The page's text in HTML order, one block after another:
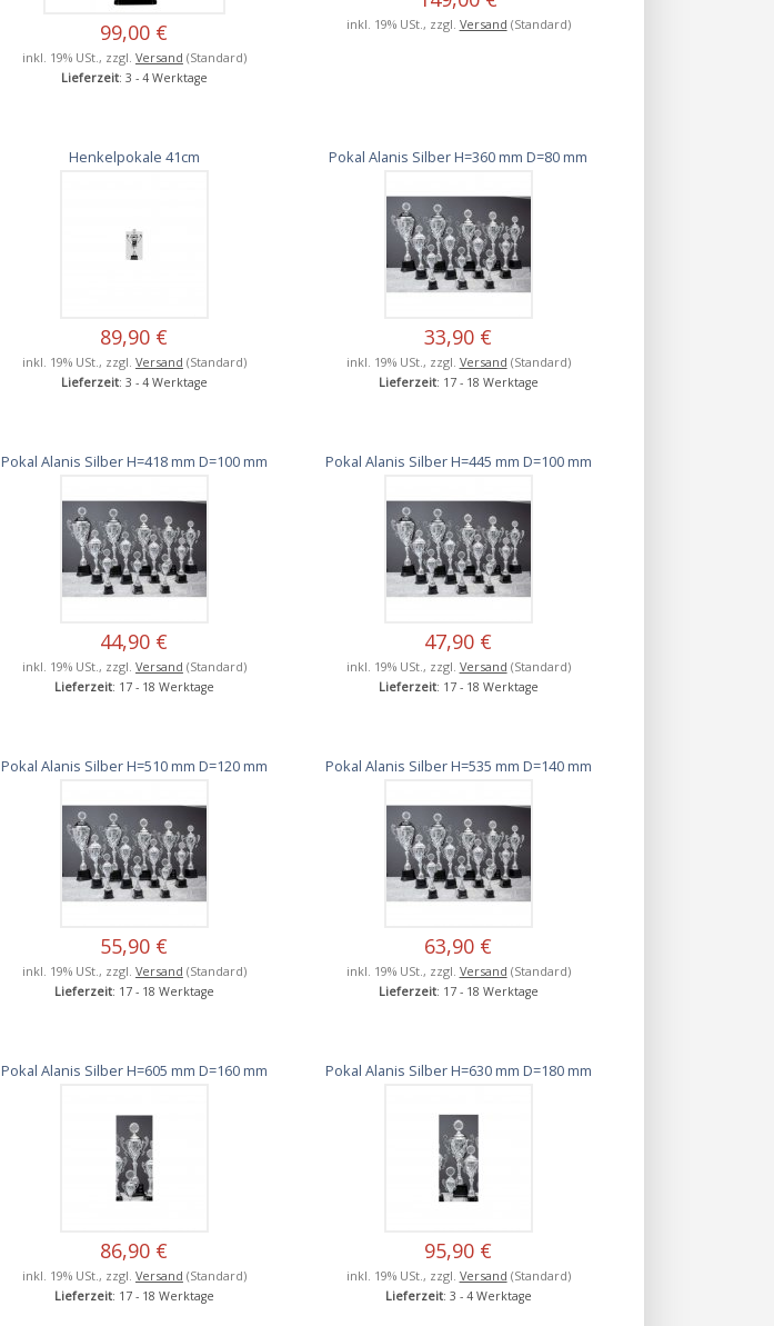
99,00 €
inkl. 19% USt., zzgl. Versand (Standard)
Lieferzeit: 3 - 4 Werktage
inkl. 19% USt., zzgl. Versand (Standard)
Henkelpokale 41cm
89,90 €
inkl. 19% USt., zzgl. Versand (Standard)
Lieferzeit: 3 - 4 Werktage
Pokal Alanis Silber H=360 mm D=80 mm
33,90 €
inkl. 19% USt., zzgl. Versand (Standard)
Lieferzeit: 17 - 18 Werktage
Pokal Alanis Silber H=418 mm D=100 mm
44,90 €
inkl. 19% USt., zzgl. Versand (Standard)
Lieferzeit: 17 - 18 Werktage
Pokal Alanis Silber H=445 mm D=100 mm
47,90 €
inkl. 19% USt., zzgl. Versand (Standard)
Lieferzeit: 17 - 18 Werktage
Pokal Alanis Silber H=510 mm D=120 mm
55,90 €
inkl. 19% USt., zzgl. Versand (Standard)
Lieferzeit: 17 - 18 Werktage
Pokal Alanis Silber H=535 mm D=140 mm
63,90 €
inkl. 19% USt., zzgl. Versand (Standard)
Lieferzeit: 17 - 18 Werktage
Pokal Alanis Silber H=605 mm D=160 mm
86,90 €
inkl. 19% USt., zzgl. Versand (Standard)
Lieferzeit: 17 - 18 Werktage
Pokal Alanis Silber H=630 mm D=180 mm
95,90 €
inkl. 19% USt., zzgl. Versand (Standard)
Lieferzeit: 3 - 4 Werktage